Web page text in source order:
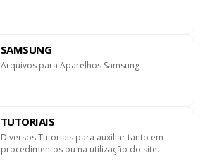
SAMSUNG
Arquivos para Aparelhos Samsung
TUTORIAIS
Diversos Tutoriais para auxiliar tanto em
procedimentos ou na utilização do site.